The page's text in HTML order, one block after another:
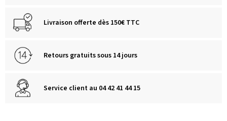
Livraison offerte dès 150€ TTC
Retours gratuits sous 14 jours
Service client au 04 42 41 44 15